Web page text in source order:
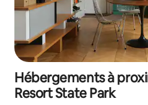
Hébergements à
Resort State Park